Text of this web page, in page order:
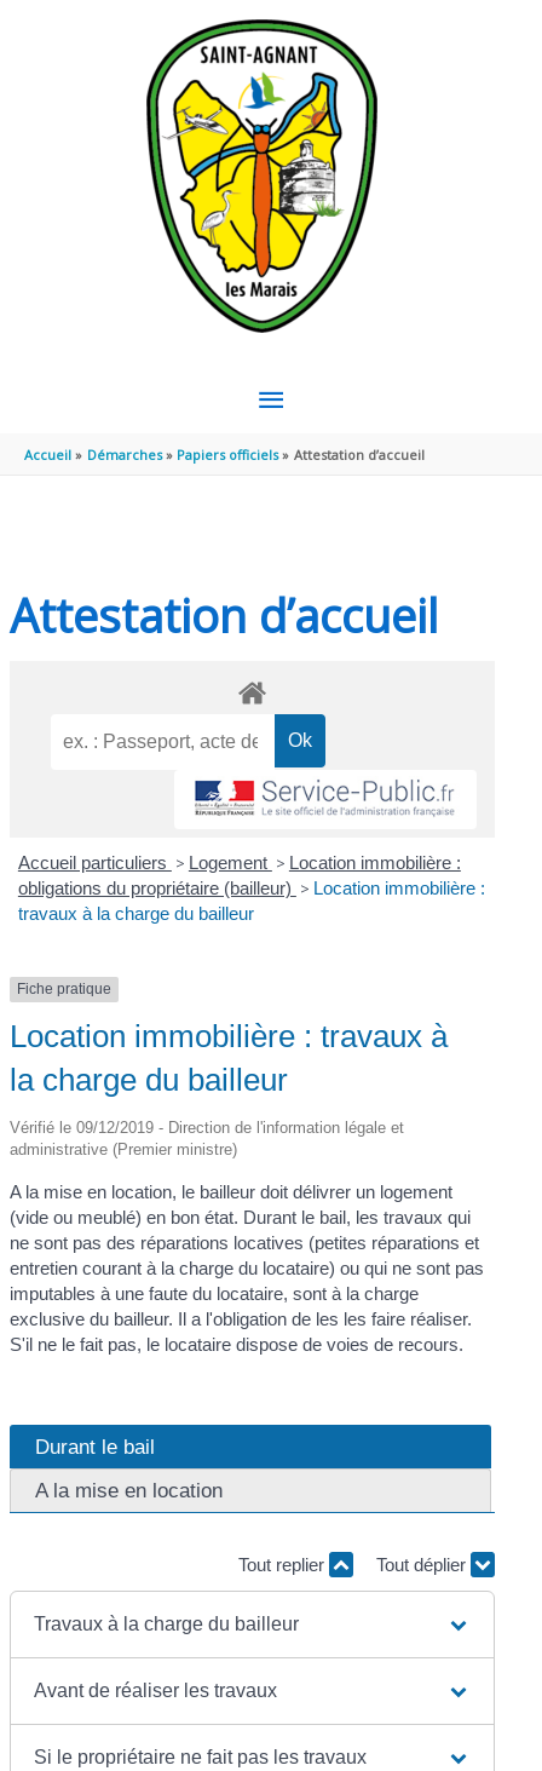
MENU
PRINCIPAL
Accueil Démarches Papiers officiels Attestation d’accueil
Attestation d’accueil
Accueil particuliers > Logement > Location immobilière :
obligations du propriétaire (bailleur) > Location immobilière :
travaux à la charge du bailleur
Fiche pratique
Location immobilière : travaux à
la charge du bailleur
Vérifié le 09/12/2019 - Direction de l'information légale et
administrative (Premier ministre)
A la mise en location, le bailleur doit délivrer un logement
(vide ou meublé) en bon état. Durant le bail, les travaux qui
ne sont pas des réparations locatives (petites réparations et
entretien courant à la charge du locataire) ou qui ne sont pas
imputables à une faute du locataire, sont à la charge
exclusive du bailleur. Il a l'obligation de les les faire réaliser.
S'il ne le fait pas, le locataire dispose de voies de recours.
Durant le bail
A la mise en location
Tout replier Tout déplier
Travaux à la charge du bailleur
Avant de réaliser les travaux
Si le propriétaire ne fait pas les travaux